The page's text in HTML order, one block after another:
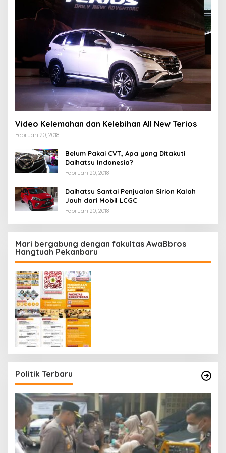
Video Kelemahan dan Kelebihan All New Terios
Februari 20, 2018
Belum Pakai CVT, Apa yang Ditakuti
Daihatsu Indonesia?
Februari 20, 2018
Daihatsu Santai Penjualan Sirion Kalah
Jauh dari Mobil LCGC
Februari 20, 2018
Mari bergabung dengan fakultas AwaBbros
Hangtuah Pekanbaru
Politik Terbaru